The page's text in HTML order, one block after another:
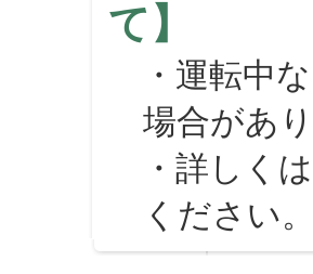
て】
・運転中な
場合があり
・詳しく
ください。